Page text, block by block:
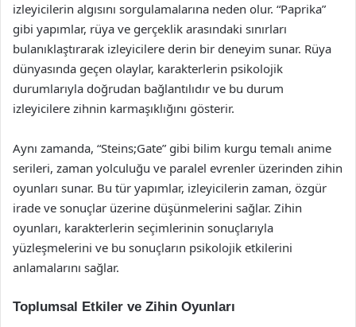
izleyicilerin algısını sorgulamalarına neden olur. “Paprika”
gibi yapımlar, rüya ve gerçeklik arasındaki sınırları
bulanıklaştırarak izleyicilere derin bir deneyim sunar. Rüya
dünyasında geçen olaylar, karakterlerin psikolojik
durumlarıyla doğrudan bağlantılıdır ve bu durum
izleyicilere zihnin karmaşıklığını gösterir.
Aynı zamanda, “Steins;Gate” gibi bilim kurgu temalı anime
serileri, zaman yolculuğu ve paralel evrenler üzerinden zihin
oyunları sunar. Bu tür yapımlar, izleyicilerin zaman, özgür
irade ve sonuçlar üzerine düşünmelerini sağlar. Zihin
oyunları, karakterlerin seçimlerinin sonuçlarıyla
yüzleşmelerini ve bu sonuçların psikolojik etkilerini
anlamalarını sağlar.
Toplumsal Etkiler ve Zihin Oyunları